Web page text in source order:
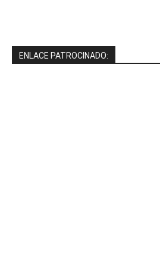
ENLACE PATROCINADO: